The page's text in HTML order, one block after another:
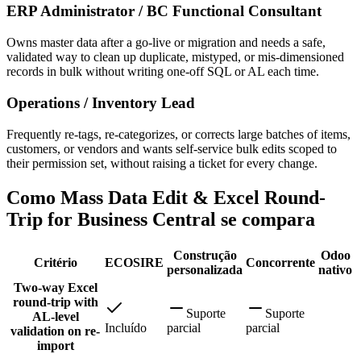
ERP Administrator / BC Functional Consultant
Owns master data after a go-live or migration and needs a safe,
validated way to clean up duplicate, mistyped, or mis-dimensioned
records in bulk without writing one-off SQL or AL each time.
Operations / Inventory Lead
Frequently re-tags, re-categorizes, or corrects large batches of items,
customers, or vendors and wants self-service bulk edits scoped to
their permission set, without raising a ticket for every change.
Como Mass Data Edit & Excel Round-
Trip for Business Central se compara
Critério ECOSIRE
Construção
personalizada
Concorrente
Odoo
nativo
Two-way Excel
round-trip with
AL-level
validation on re-
import
Incluído
Suporte
parcial
Suporte
parcial